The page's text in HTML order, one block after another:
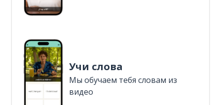
Учи слова
Мы обучаем тебя словам из
видео